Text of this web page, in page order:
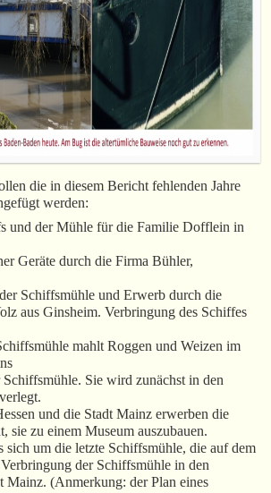
die in diesem Bericht fehlenden Jahre
werden:
und der Mühle für die Familie Dofflein in
Geräte durch die Firma Bühler,
Schiffsmühle und Erwerb durch die
aus Ginsheim. Verbringung des Schiffes
mahlt Roggen und Weizen im
Sie wird zunächst in den
und die Stadt Mainz erwerben die
sie zu einem Museum auszubauen.
sich um die letzte Schiffsmühle, die auf dem
der Schiffsmühle in den
Mainz. (Anmerkung: der Plan eines